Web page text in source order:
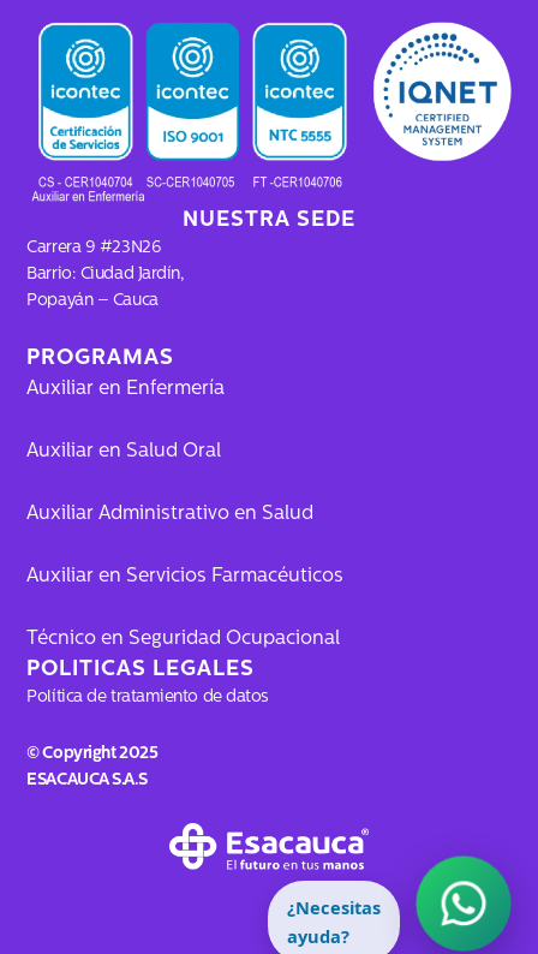
POLITICAS LEGALES
Política de tratamiento de datos
© Copyright 2025
ESACAUCA S.A.S
PROGRAMAS
Auxiliar en Enfermería
Auxiliar en Salud Oral
Auxiliar Administrativo en Salud
Auxiliar en Servicios Farmacéuticos
Técnico en Seguridad Ocupacional
NUESTRA SEDE
Carrera 9 #23N26
Barrio: Ciudad Jardín,
Popayán – Cauca
b
o
o
k
a
a
o
k b
e
¿Necesitas
ayuda?